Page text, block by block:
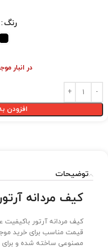
رنگ
در انبار
افزودن
توضیحات
کیف مردانه
کیف مردانه آرتور باکیفیت
قیمت مناسب برای خرید
مصنوعی ساخته شده و برای